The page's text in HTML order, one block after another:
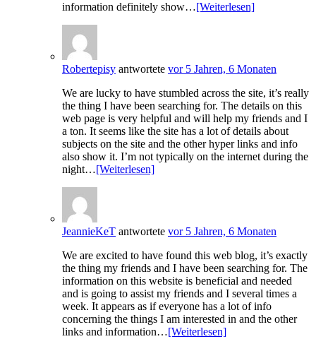
information definitely show…[Weiterlesen]
Robertepisy antwortete vor 5 Jahren, 6 Monaten
We are lucky to have stumbled across the site, it’s really
the thing I have been searching for. The details on this
web page is very helpful and will help my friends and I
a ton. It seems like the site has a lot of details about
subjects on the site and the other hyper links and info
also show it. I’m not typically on the internet during the
night…[Weiterlesen]
JeannieKeT antwortete vor 5 Jahren, 6 Monaten
We are excited to have found this web blog, it’s exactly
the thing my friends and I have been searching for. The
information on this website is beneficial and needed
and is going to assist my friends and I several times a
week. It appears as if everyone has a lot of info
concerning the things I am interested in and the other
links and information…[Weiterlesen]